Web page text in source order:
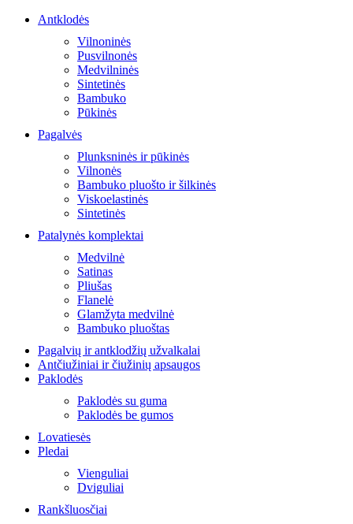
Antklodės
Vilnoninės
Pusvilnonės
Medvilninės
Sintetinės
Bambuko
Pūkinės
Pagalvės
Plunksninės ir pūkinės
Vilnonės
Bambuko pluošto ir šilkinės
Viskoelastinės
Sintetinės
Patalynės komplektai
Medvilnė
Satinas
Pliušas
Flanelė
Glamžyta medvilnė
Bambuko pluoštas
Pagalvių ir antklodžių užvalkalai
Antčiužiniai ir čiužinių apsaugos
Paklodės
Paklodės su guma
Paklodės be gumos
Lovatiesės
Pledai
Vienguliai
Dviguliai
Rankšluosčiai